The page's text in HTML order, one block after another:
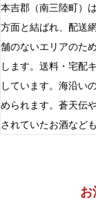
本吉郡（南三陸町）
方面と結ばれ、配送
舗のないエリアのた
します。送料・宅配
しています。海沿い
められます。蒼天伝
されていたお酒など
お